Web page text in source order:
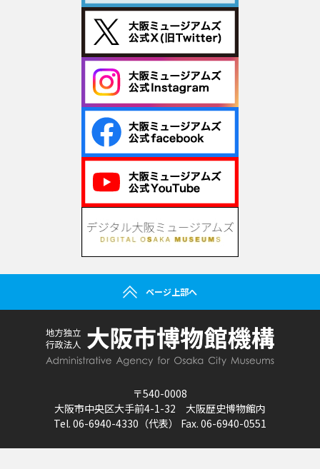
〒540-0008
大阪市中央区大手前4-1-32 大阪歴史博物館内
Tel. 06-6940-4330（代表） Fax. 06-6940-0551
ページ上部へ